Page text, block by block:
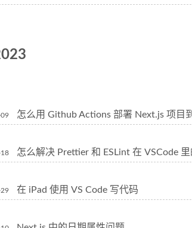
怎么用 Github Actions 部署 Next.js 项目
怎么解决 Prettier 和 ESLint 在 VSCode
在 iPad 使用 VS Code 写代码